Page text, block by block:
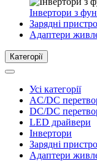
Інвертори з
Зарядні
Адаптери
Категорії
Усі категорії
AC/DC
DC/DC
LED драйвери
Інвертори
Зарядні
Адаптери